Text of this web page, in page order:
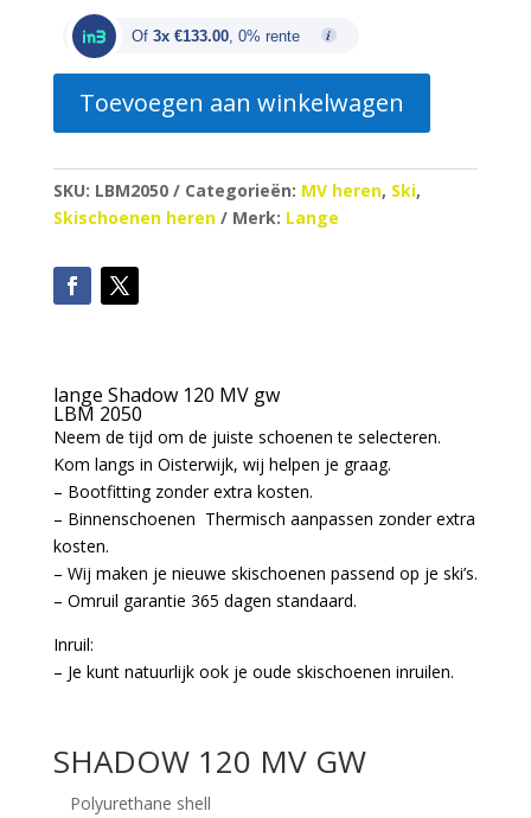
€499.00.€399.00.
Of 3x €133.00, 0% rente
Toevoegen aan winkelwagen
SKU: LBM2050 Categorieën: MV heren, Ski,
Skischoenen heren
Merk: Lange
lange Shadow 120 MV gw
LBM 2050
Neem de tijd om de juiste schoenen te selecteren.
Kom langs in Oisterwijk, wij helpen je graag.
– Bootfitting zonder extra kosten.
– Binnenschoenen Thermisch aanpassen zonder extra
kosten.
– Wij maken je nieuwe skischoenen passend op je ski’s.
– Omruil garantie 365 dagen standaard.
Inruil:
– Je kunt natuurlijk ook je oude skischoenen inruilen.
SHADOW 120 MV GW
Polyurethane shell